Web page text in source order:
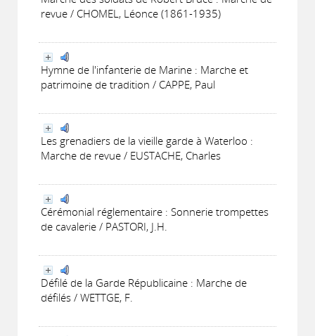
revue / CHOMEL, Léonce (1861-1935)
Hymne de l'infanterie de Marine : Marche et
patrimoine de tradition / CAPPE, Paul
Les grenadiers de la vieille garde à Waterloo :
Marche de revue / EUSTACHE, Charles
Cérémonial réglementaire : Sonnerie trompettes
de cavalerie / PASTORI, J.H.
Défilé de la Garde Républicaine : Marche de
défilés / WETTGE, F.